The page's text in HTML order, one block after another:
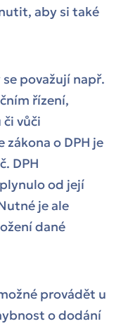
aby si také
považují např.
řízení,
vůči
o DPH je
DPH
od její
je ale
dané
provádět u
o dodání